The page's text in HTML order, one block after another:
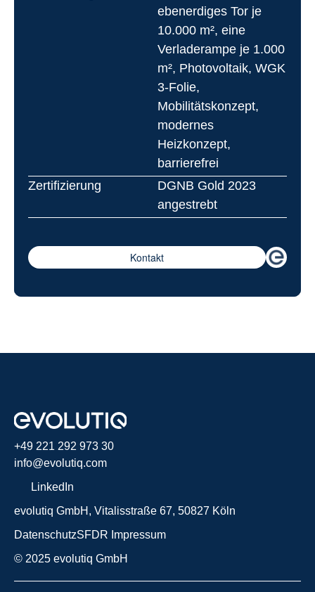
ebenerdiges Tor je
10.000 m², eine
Verladerampe je 1.000
m², Photovoltaik, WGK
3-Folie,
Mobilitätskonzept,
modernes
Heizkonzept,
barrierefrei
Zertifizierung
DGNB Gold 2023
angestrebt
Kontakt
+49 221 292 973 30
info@evolutiq.com
LinkedIn
evolutiq GmbH, Vitalisstraße 67, 50827 Köln
© 2025 evolutiq GmbH
DatenschutzSFDR Impressum